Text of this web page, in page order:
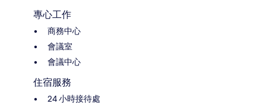
專心工作
商務中心
會議室
會議中心
住宿服務
24 小時接待處